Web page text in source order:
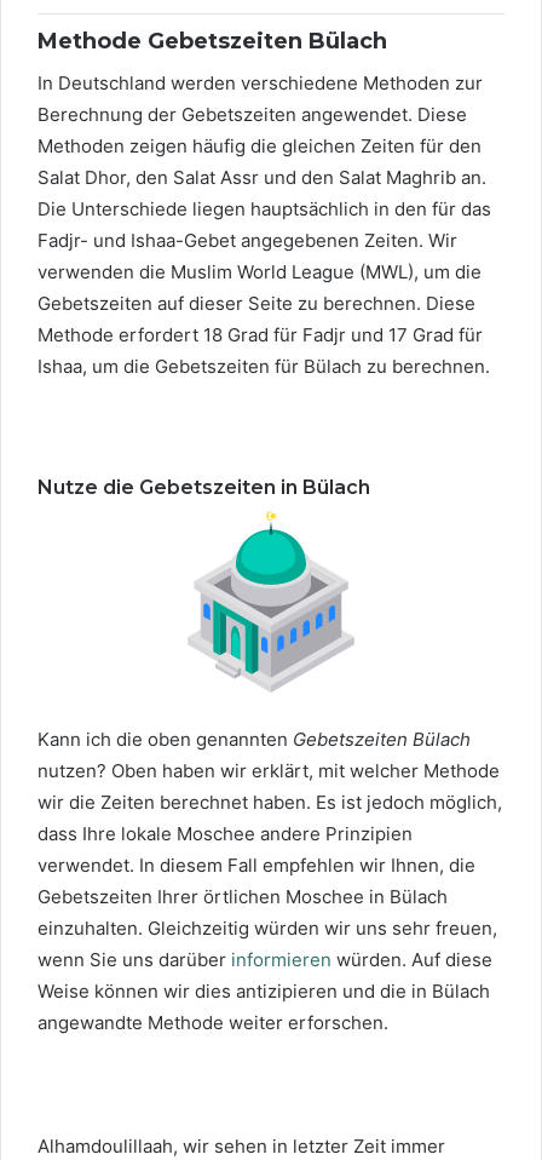
Methode Gebetszeiten Bülach
In Deutschland werden verschiedene Methoden zur
Berechnung der Gebetszeiten angewendet. Diese
Methoden zeigen häufig die gleichen Zeiten für den
Salat Dhor, den Salat Assr und den Salat Maghrib an.
Die Unterschiede liegen hauptsächlich in den für das
Fadjr- und Ishaa-Gebet angegebenen Zeiten. Wir
verwenden die Muslim World League (MWL), um die
Gebetszeiten auf dieser Seite zu berechnen. Diese
Methode erfordert 18 Grad für Fadjr und 17 Grad für
Ishaa, um die Gebetszeiten für Bülach zu berechnen.
Nutze die Gebetszeiten in Bülach
Kann ich die oben genannten Gebetszeiten Bülach
nutzen? Oben haben wir erklärt, mit welcher Methode
wir die Zeiten berechnet haben. Es ist jedoch möglich,
dass Ihre lokale Moschee andere Prinzipien
verwendet. In diesem Fall empfehlen wir Ihnen, die
Gebetszeiten Ihrer örtlichen Moschee in Bülach
einzuhalten. Gleichzeitig würden wir uns sehr freuen,
wenn Sie uns darüber informieren würden. Auf diese
Weise können wir dies antizipieren und die in Bülach
angewandte Methode weiter erforschen.
Alhamdoulillaah, wir sehen in letzter Zeit immer